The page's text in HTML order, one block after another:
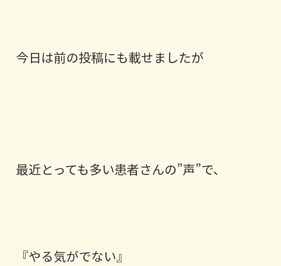
今日は前の投稿にも載せましたが
最近とっても多い患者さんの”声”で、
『やる気がでない』